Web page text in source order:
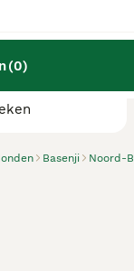
(0)
Basenji Noord-
Goirle